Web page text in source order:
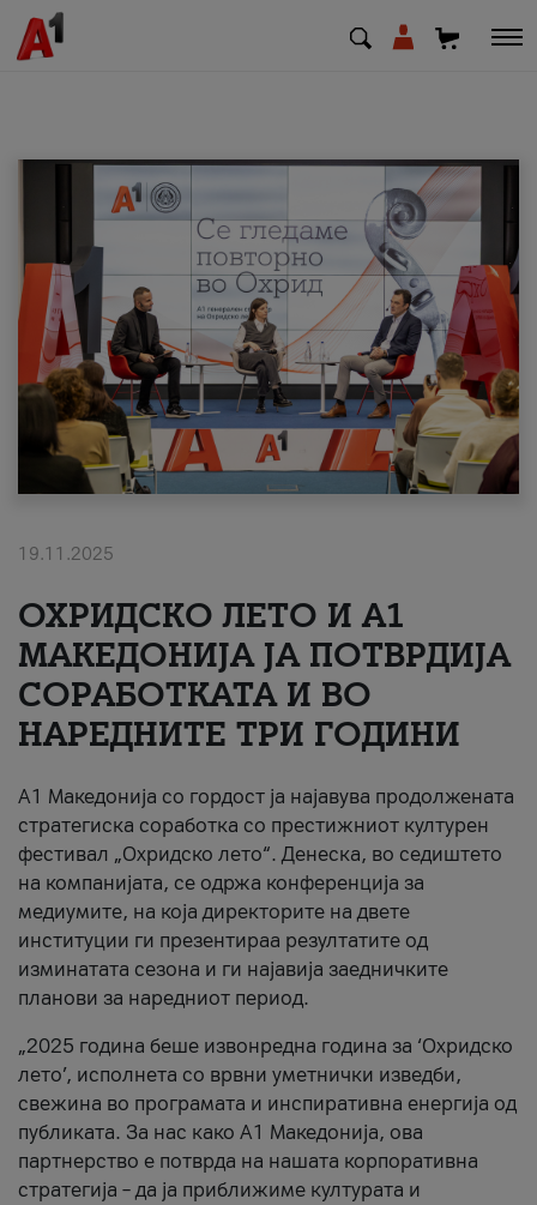
МК SQ
Приватни Деловни
Поддршка
Надополни кредит
#ПодобарОнлајн
19.11.2025
ОХРИДСКО ЛЕТО И A1
МАКЕДОНИЈА ЈА ПОТВРДИЈА
СОРАБОТКАТА И ВО
НАРЕДНИТЕ ТРИ ГОДИНИ
A1 Македонија со гордост ја најавува продолжената
стратегиска соработка со престижниот културен
фестивал „Охридско лето“. Денеска, во седиштето
на компанијата, се одржа конференција за
медиумите, на која директорите на двете
институции ги презентираа резултатите од
изминатата сезона и ги најавија заедничките
планови за наредниот период.
„2025 година беше извонредна година за ‘Охридско
лето’, исполнета со врвни уметнички изведби,
свежина во програмата и инспиративна енергија од
публиката. За нас како A1 Македонија, ова
партнерство е потврда на нашата корпоративна
стратегија – да ја приближиме културата и